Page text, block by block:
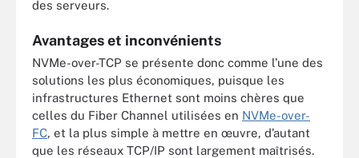
des serveurs.
Avantages et inconvénients
NVMe-over-TCP se présente donc comme l’une des
solutions les plus économiques, puisque les
infrastructures Ethernet sont moins chères que
celles du Fiber Channel utilisées en NVMe-over-
FC, et la plus simple à mettre en œuvre, d’autant
que les réseaux TCP/IP sont largement maîtrisés.